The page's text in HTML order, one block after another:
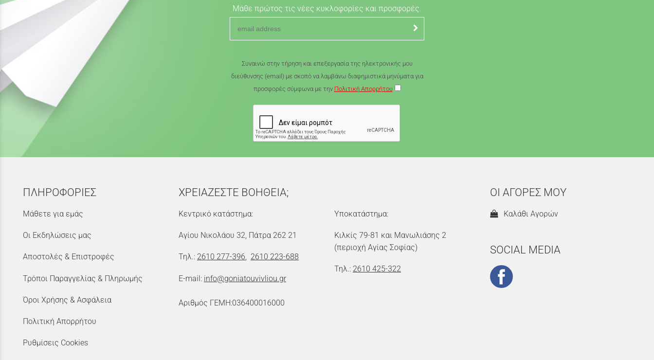
Μάθε πρώτος τις νέες κυκλοφορίες και προσφορές.
Συναινώ στην τήρηση και επεξεργασία της ηλεκτρονικής μου
διεύθυνσης (email) με σκοπό να λαμβάνω διαφημιστικά μηνύματα για
προσφορές σύμφωνα με την Πολιτική Απορρήτου
ΠΛΗΡΟΦΟΡΙΕΣ
Μάθετε για εμάς
Οι Εκδηλώσεις μας
Αποστολές & Επιστροφές
Τρόποι Παραγγελίας & Πληρωμής
Όροι Χρήσης & Ασφάλεια
Πολιτική Απορρήτου
Ρυθμίσεις Cookies
ΧΡΕΙΑΖΕΣΤΕ ΒΟΗΘΕΙΑ;
Κεντρικό κατάστημα:
Αγίου Νικολάου 32, Πάτρα 262 21
Τηλ.: 2610 277-396, 2610 223-688
E-mail: info@goniatouvivliou.gr
Αριθμός ΓΕΜΗ:036400016000
Υποκατάστημα:
Κιλκίς 79-81 και Μανωλιάσης 2
(περιοχή Αγίας Σοφίας)
Τηλ.: 2610 425-322
ΟΙ ΑΓΟΡΕΣ ΜΟΥ
Καλάθι Αγορών
SOCIAL MEDIA